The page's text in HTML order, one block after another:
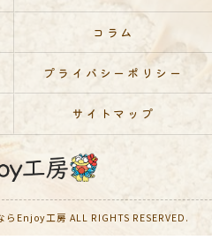
コラム
プライバシーポリシー
サイトマップ
Enjoy工房 ALL RIGHTS RESERVED.